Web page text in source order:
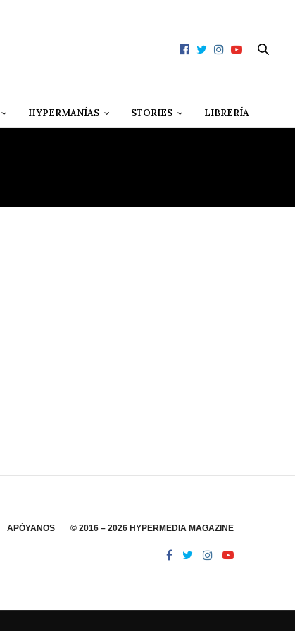
HYPERMANÍAS STORIES LIBRERÍA
APÓYANOS © 2016 – 2026 HYPERMEDIA MAGAZINE